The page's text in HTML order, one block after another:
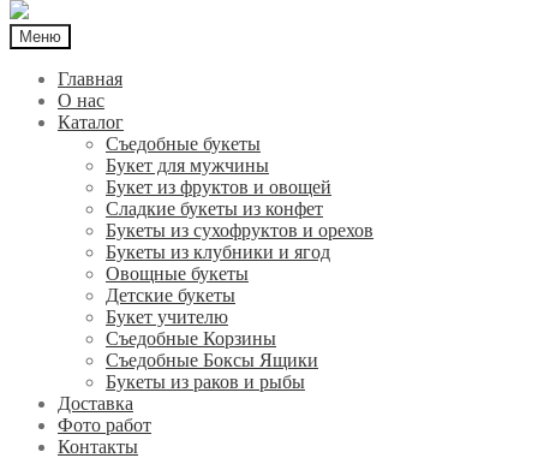
Меню
Главная
О нас
Каталог
Съедобные букеты
Букет для мужчины
Букет из фруктов и овощей
Сладкие букеты из конфет
Букеты из сухофруктов и орехов
Букеты из клубники и ягод
Овощные букеты
Детские букеты
Букет учителю
Съедобные Корзины
Съедобные Боксы Ящики
Букеты из раков и рыбы
Доставка
Фото работ
Контакты